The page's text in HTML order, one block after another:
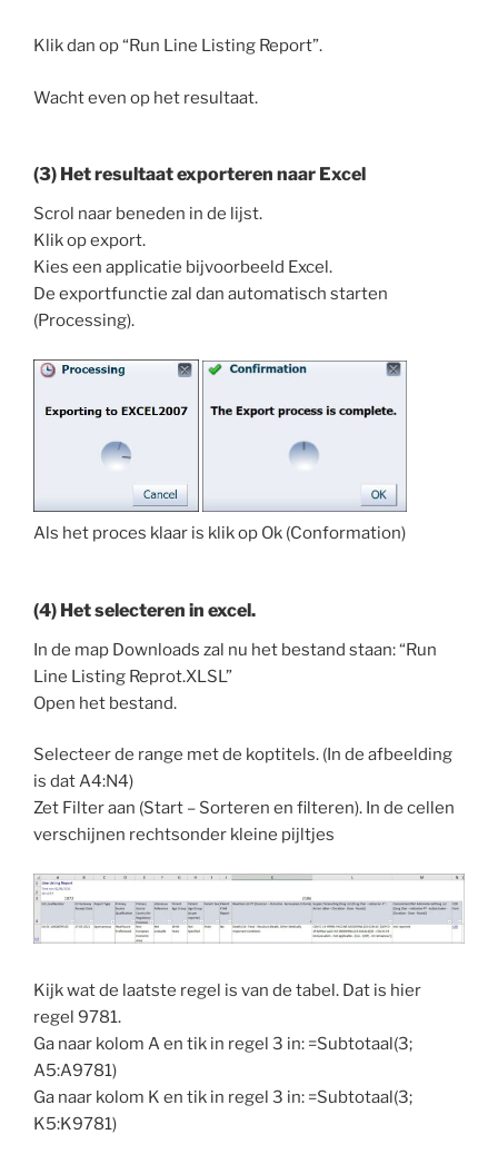
Klik dan op “Run Line Listing Report”.
Wacht even op het resultaat.
(3) Het resultaat exporteren naar Excel
Scrol naar beneden in de lijst.
Klik op export.
Kies een applicatie bijvoorbeeld Excel.
De exportfunctie zal dan automatisch starten
(Processing).
Als het proces klaar is klik op Ok (Conformation)
(4) Het selecteren in excel.
In de map Downloads zal nu het bestand staan: “Run
Line Listing Reprot.XLSL”
Open het bestand.
Selecteer de range met de koptitels. (In de afbeelding
is dat A4:N4)
Zet Filter aan (Start – Sorteren en filteren). In de cellen
verschijnen rechtsonder kleine pijltjes
Kijk wat de laatste regel is van de tabel. Dat is hier
regel 9781.
Ga naar kolom A en tik in regel 3 in: =Subtotaal(3;
A5:A9781)
Ga naar kolom K en tik in regel 3 in: =Subtotaal(3;
K5:K9781)